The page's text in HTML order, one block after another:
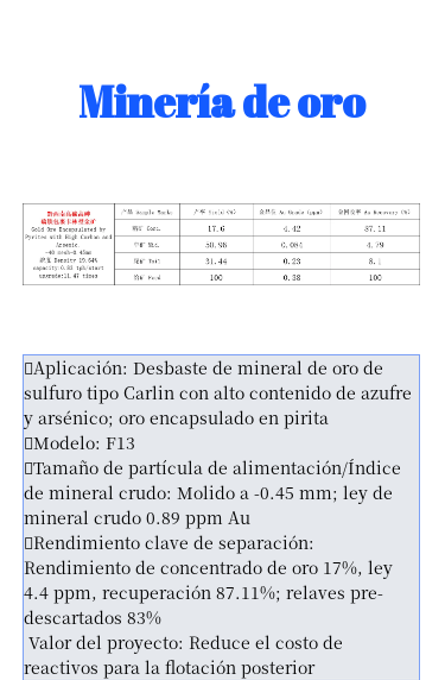
Minería de oro
Aplicación: Desbaste de mineral de oro de
sulfuro tipo Carlin con alto contenido de azufre
y arsénico; oro encapsulado en pirita
Modelo: F13
Tamaño de partícula de alimentación/Índice
de mineral crudo: Molido a -0.45 mm; ley de
mineral crudo 0.89 ppm Au
Rendimiento clave de separación:
Rendimiento de concentrado de oro 17%, ley
4.4 ppm, recuperación 87.11%; relaves pre-
descartados 83%
Valor del proyecto: Reduce el costo de
reactivos para la flotación posterior